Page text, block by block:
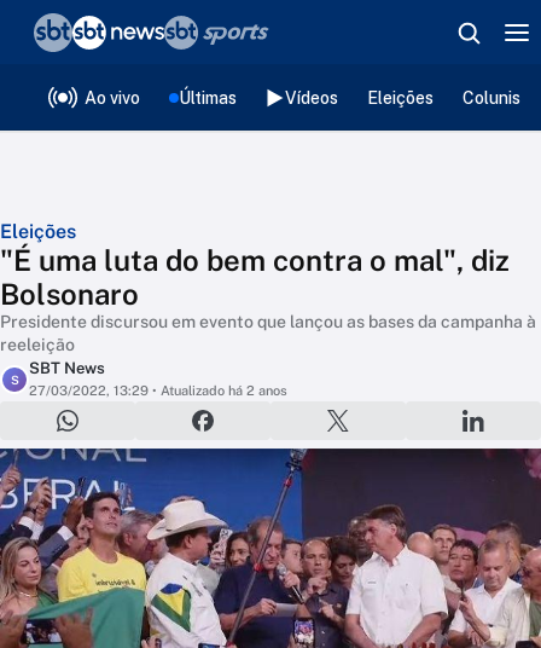
Ao vivo Últimas Vídeos Eleições
Eleições
"É uma luta do bem contra o mal", diz
Bolsonaro
Presidente discursou em evento que lançou as bases da campanha à
reeleição
S
SBT News
27/03/2022, 13:29 • Atualizado há 2 anos
❮voltar
Editorias